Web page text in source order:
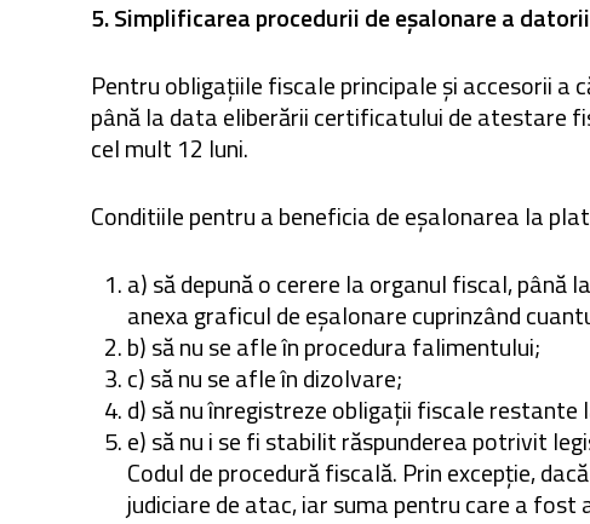
5. Simplificarea procedurii de eșalonare a
Pentru obligațiile fiscale principale și accesorii
până la data eliberării certificatului de atestare
cel mult 12 luni.
Conditiile pentru a beneficia de eșalonarea la
a) să depună o cerere la organul fiscal, până
anexa graficul de eșalonare cuprinzând
b) să nu se afle în procedura falimentului;
c) să nu se afle în dizolvare;
d) să nu înregistreze obligații fiscale
e) să nu i se fi stabilit răspunderea potrivit
Codul de procedură fiscală. Prin excepție,
judiciare de atac, iar suma pentru care a